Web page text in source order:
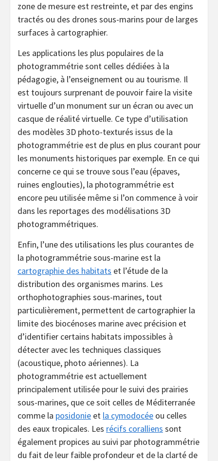
zone de mesure est restreinte, et par des engins
tractés ou des drones sous-marins pour de larges
surfaces à cartographier.
Les applications les plus populaires de la
photogrammétrie sont celles dédiées à la
pédagogie, à l’enseignement ou au tourisme. Il
est toujours surprenant de pouvoir faire la visite
virtuelle d’un monument sur un écran ou avec un
casque de réalité virtuelle. Ce type d’utilisation
des modèles 3D photo-texturés issus de la
photogrammétrie est de plus en plus courant pour
les monuments historiques par exemple. En ce qui
concerne ce qui se trouve sous l’eau (épaves,
ruines englouties), la photogrammétrie est
encore peu utilisée même si l’on commence à voir
dans les reportages des modélisations 3D
photogrammétriques.
Enfin, l’une des utilisations les plus courantes de
la photogrammétrie sous-marine est la
cartographie des habitats et l’étude de la
distribution des organismes marins. Les
orthophotographies sous-marines, tout
particulièrement, permettent de cartographier la
limite des biocénoses marine avec précision et
d’identifier certains habitats impossibles à
détecter avec les techniques classiques
(acoustique, photo aériennes). La
photogrammétrie est actuellement
principalement utilisée pour le suivi des prairies
sous-marines, que ce soit celles de Méditerranée
comme la posidonie et la cymodocée ou celles
des eaux tropicales. Les récifs coralliens sont
également propices au suivi par photogrammétrie
du fait de leur faible profondeur et de la clarté de